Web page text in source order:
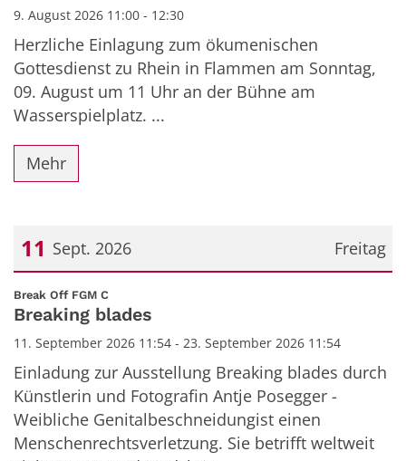
9. August 2026 11:00 - 12:30
Herzliche Einlagung zum ökumenischen
Gottesdienst zu Rhein in Flammen am Sonntag,
09. August um 11 Uhr an der Bühne am
Wasserspielplatz. ...
Mehr
Freitag
11 Sept. 2026
Datum: 11. September 2026
Break Off FGM C
Breaking blades
11. September 2026 11:54 - 23. September 2026 11:54
Einladung zur Ausstellung Breaking blades durch
Künstlerin und Fotografin Antje Posegger -
Weibliche Genitalbeschneidungist einen
Menschenrechtsverletzung. Sie betrifft weltweit